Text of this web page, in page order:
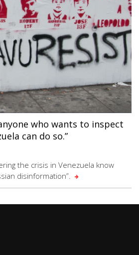
who wants to inspect
can do so.”
the crisis in Venezuela know
disinformation”.